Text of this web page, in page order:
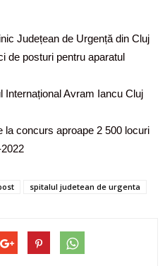
Județean de Urgență din Cluj
de posturi pentru aparatul
Internațional Avram Iancu Cluj
concurs aproape 2 500 locuri
spitalul judetean de urgenta